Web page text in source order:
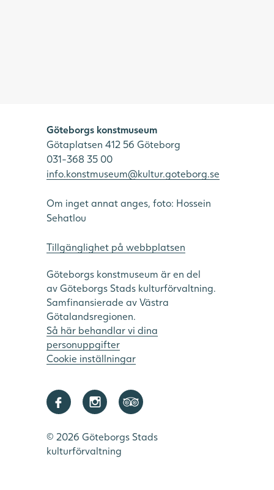
Göteborgs konstmuseum
Götaplatsen 412 56 Göteborg
031-368 35 00
info.konstmuseum@kultur.goteborg.se
Om inget annat anges, foto: Hossein
Sehatlou
Tillgänglighet på webbplatsen
Göteborgs konstmuseum är en del
av Göteborgs Stads kulturförvaltning.
Samfinansierade av Västra
Götalandsregionen.
Så här behandlar vi dina
personuppgifter
Cookie inställningar
© 2026 Göteborgs Stads
kulturförvaltning
Denna webbplats använder cookies
användarupplevelsen. Genom att använda vår
webbplats samtycker du till alla cookies i enlighet med
ACCEPTERA